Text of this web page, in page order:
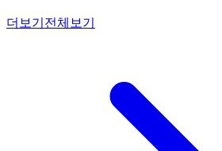
더보기 전체보기